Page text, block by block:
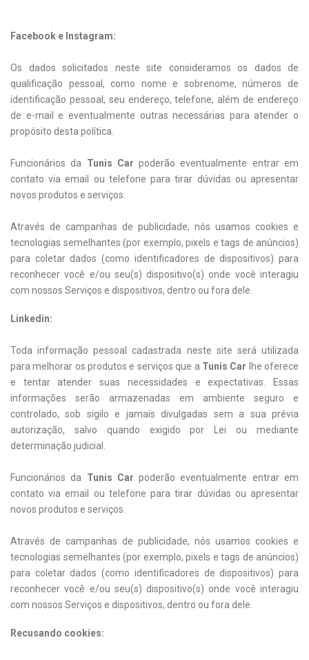
Facebook e Instagram:
Os dados solicitados neste site consideramos os dados de
qualificação pessoal, como nome e sobrenome, números de
identificação pessoal, seu endereço, telefone, além de endereço
de e-mail e eventualmente outras necessárias para atender o
propósito desta política.
Funcionários da Tunis Car poderão eventualmente entrar em
contato via email ou telefone para tirar dúvidas ou apresentar
novos produtos e serviços.
Através de campanhas de publicidade, nós usamos cookies e
tecnologias semelhantes (por exemplo, pixels e tags de anúncios)
para coletar dados (como identificadores de dispositivos) para
reconhecer você e/ou seu(s) dispositivo(s) onde você interagiu
com nossos Serviços e dispositivos, dentro ou fora dele.
Linkedin:
Toda informação pessoal cadastrada neste site será utilizada
para melhorar os produtos e serviços que a Tunis Car lhe oferece
e tentar atender suas necessidades e expectativas. Essas
informações serão armazenadas em ambiente seguro e
controlado, sob sigilo e jamais divulgadas sem a sua prévia
autorização, salvo quando exigido por Lei ou mediante
determinação judicial.
Funcionários da Tunis Car poderão eventualmente entrar em
contato via email ou telefone para tirar dúvidas ou apresentar
novos produtos e serviços.
Através de campanhas de publicidade, nós usamos cookies e
tecnologias semelhantes (por exemplo, pixels e tags de anúncios)
para coletar dados (como identificadores de dispositivos) para
reconhecer você e/ou seu(s) dispositivo(s) onde você interagiu
com nossos Serviços e dispositivos, dentro ou fora dele.
Recusando cookies: